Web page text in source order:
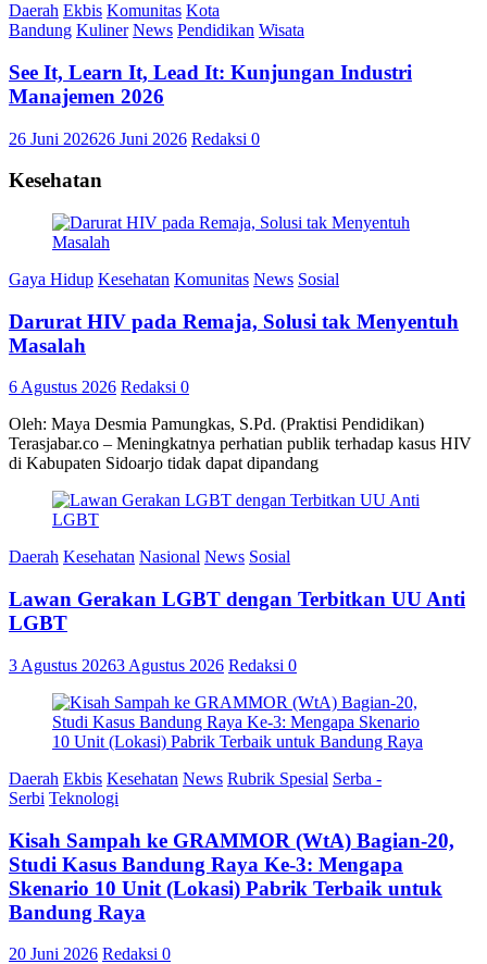
Daerah Ekbis Komunitas Kota
Bandung Kuliner News Pendidikan Wisata
See It, Learn It, Lead It: Kunjungan Industri
Manajemen 2026
26 Juni 202626 Juni 2026 Redaksi 0
Kesehatan
Gaya Hidup Kesehatan Komunitas News Sosial
Darurat HIV pada Remaja, Solusi tak Menyentuh
Masalah
6 Agustus 2026 Redaksi 0
Oleh: Maya Desmia Pamungkas, S.Pd. (Praktisi Pendidikan)
Terasjabar.co – Meningkatnya perhatian publik terhadap kasus HIV
di Kabupaten Sidoarjo tidak dapat dipandang
Daerah Kesehatan Nasional News Sosial
Lawan Gerakan LGBT dengan Terbitkan UU Anti
LGBT
3 Agustus 20263 Agustus 2026 Redaksi 0
Daerah Ekbis Kesehatan News Rubrik Spesial Serba -
Serbi Teknologi
Kisah Sampah ke GRAMMOR (WtA) Bagian-20,
Studi Kasus Bandung Raya Ke-3: Mengapa
Skenario 10 Unit (Lokasi) Pabrik Terbaik untuk
Bandung Raya
20 Juni 2026 Redaksi 0